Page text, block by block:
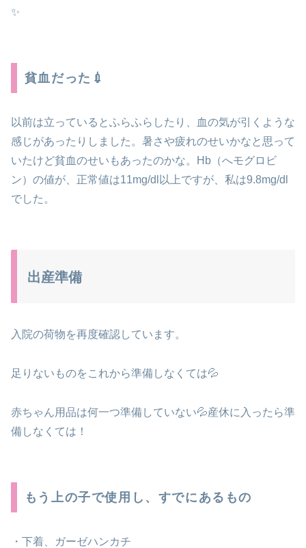
✨️
貧血だった💉
以前は立っているとふらふらしたり、血の気が引くような
感じがあったりしました。暑さや疲れのせいかなと思って
いたけど貧血のせいもあったのかな。Hb（へモグロビ
ン）の値が、正常値は11mg/dl以上ですが、私は9.8mg/dl
でした。
出産準備
入院の荷物を再度確認しています。
足りないものをこれから準備しなくては💦
赤ちゃん用品は何一つ準備していない💦産休に入ったら準
備しなくては！
もう上の子で使用し、すでにあるもの
・下着、ガーゼハンカチ